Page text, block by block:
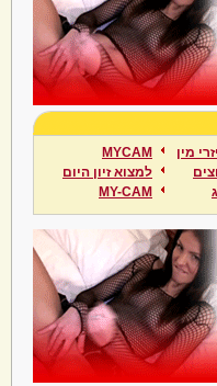
מין
MYCAM
למצוא זיון היום
MY-CAM